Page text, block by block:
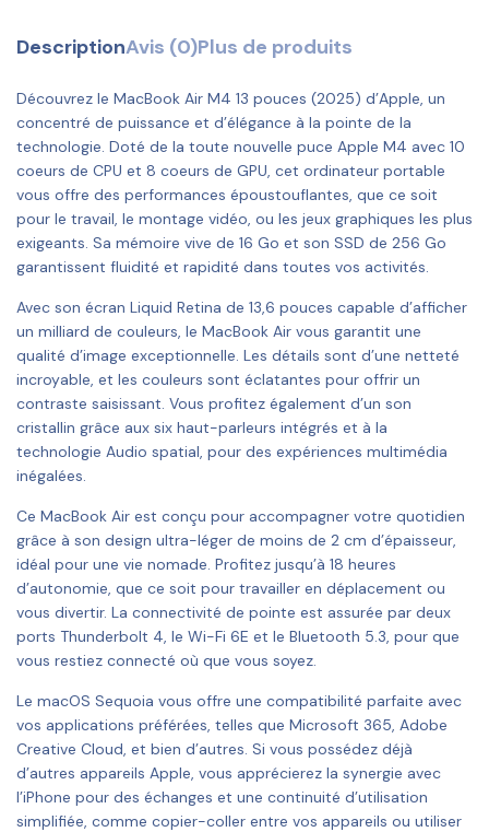
DescriptionAvis (0)Plus de produits
Découvrez le MacBook Air M4 13 pouces (2025) d’Apple, un
concentré de puissance et d’élégance à la pointe de la
technologie. Doté de la toute nouvelle puce Apple M4 avec 10
coeurs de CPU et 8 coeurs de GPU, cet ordinateur portable
vous offre des performances époustouflantes, que ce soit
pour le travail, le montage vidéo, ou les jeux graphiques les plus
exigeants. Sa mémoire vive de 16 Go et son SSD de 256 Go
garantissent fluidité et rapidité dans toutes vos activités.
Avec son écran Liquid Retina de 13,6 pouces capable d’afficher
un milliard de couleurs, le MacBook Air vous garantit une
qualité d’image exceptionnelle. Les détails sont d’une netteté
incroyable, et les couleurs sont éclatantes pour offrir un
contraste saisissant. Vous profitez également d’un son
cristallin grâce aux six haut-parleurs intégrés et à la
technologie Audio spatial, pour des expériences multimédia
inégalées.
Ce MacBook Air est conçu pour accompagner votre quotidien
grâce à son design ultra-léger de moins de 2 cm d’épaisseur,
idéal pour une vie nomade. Profitez jusqu’à 18 heures
d’autonomie, que ce soit pour travailler en déplacement ou
vous divertir. La connectivité de pointe est assurée par deux
ports Thunderbolt 4, le Wi-Fi 6E et le Bluetooth 5.3, pour que
vous restiez connecté où que vous soyez.
Le macOS Sequoia vous offre une compatibilité parfaite avec
vos applications préférées, telles que Microsoft 365, Adobe
Creative Cloud, et bien d’autres. Si vous possédez déjà
d’autres appareils Apple, vous apprécierez la synergie avec
l’iPhone pour des échanges et une continuité d’utilisation
simplifiée, comme copier-coller entre vos appareils ou utiliser